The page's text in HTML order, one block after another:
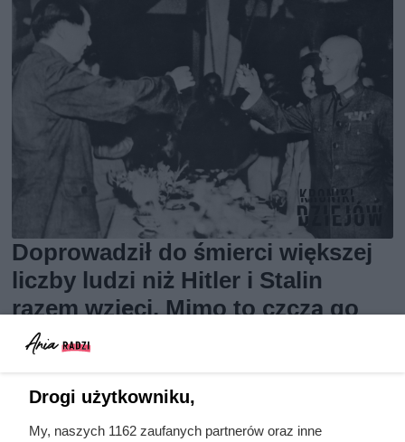
Doprowadził do śmierci większej
liczby ludzi niż Hitler i Stalin
razem wzięci. Mimo to czczą go
jako bohatera
Drogi użytkowniku,
My, naszych 1162 zaufanych partnerów oraz inne